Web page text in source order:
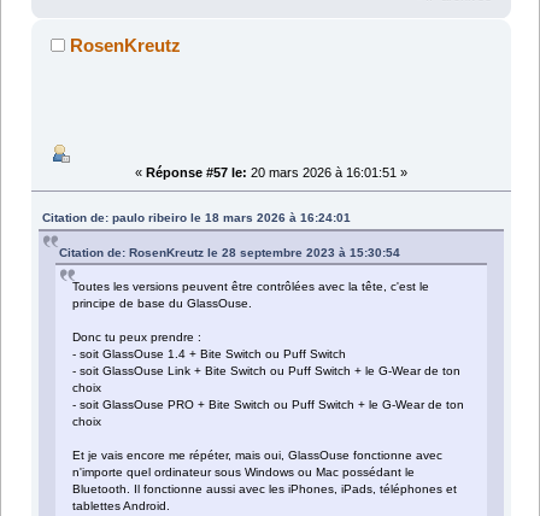
RosenKreutz
« Réponse #57 le: 20 mars 2026 à 16:01:51 »
Citation de: paulo ribeiro le 18 mars 2026 à 16:24:01
Citation de: RosenKreutz le 28 septembre 2023 à 15:30:54
Toutes les versions peuvent être contrôlées avec la tête, c'est le
principe de base du GlassOuse.
Donc tu peux prendre :
- soit GlassOuse 1.4 + Bite Switch ou Puff Switch
- soit GlassOuse Link + Bite Switch ou Puff Switch + le G-Wear de ton
choix
- soit GlassOuse PRO + Bite Switch ou Puff Switch + le G-Wear de ton
choix
Et je vais encore me répéter, mais oui, GlassOuse fonctionne avec
n'importe quel ordinateur sous Windows ou Mac possédant le
Bluetooth. Il fonctionne aussi avec les iPhones, iPads, téléphones et
tablettes Android.